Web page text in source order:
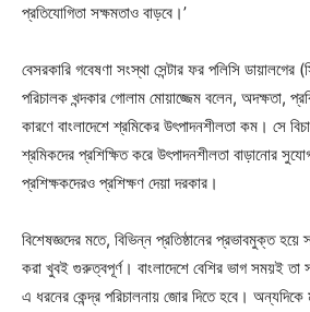
প্রতিযোগিতা সক্ষমতাও বাড়বে।’
বেসরকারি গবেষণা সংস্থা সেন্টার ফর পলিসি ডায়ালগের
পরিচালক খন্দকার গোলাম মোয়াজ্জেম বলেন, অদক্ষতা,
কারণে বাংলাদেশে শ্রমিকের উৎপাদনশীলতা কম। সে
শ্রমিকদের প্রশিক্ষিত করে উৎপাদনশীলতা বাড়ানোর
প্রশিক্ষকদেরও প্রশিক্ষণ দেয়া দরকার।
বিশেষজ্ঞদের মতে, বিভিন্ন প্রতিষ্ঠানের প্রভাবমুক্ত হয়ে
করা খুবই গুরুত্বপূর্ণ। বাংলাদেশে বেশির ভাগ সময়ই
এ ধরনের কেন্দ্র পরিচালনায় জোর দিতে হবে।